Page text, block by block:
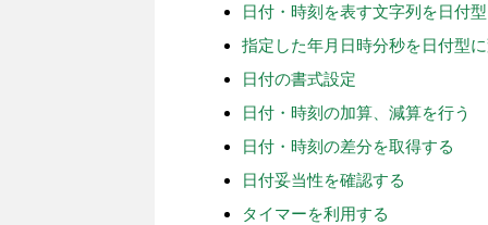
日付・時刻を表す文字列を日付
指定した年月日時分秒を日付型
日付の書式設定
日付・時刻の加算、減算を行う
日付・時刻の差分を取得する
日付妥当性を確認する
タイマーを利用する